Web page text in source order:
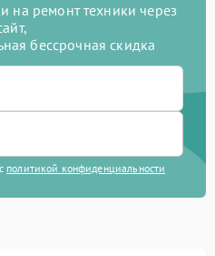
на ремонт техники через
бессрочная скидка
политикой конфиденциальности